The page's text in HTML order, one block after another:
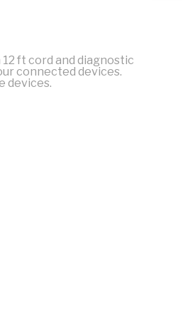
ft cord and diagnostic
connected devices.
devices.